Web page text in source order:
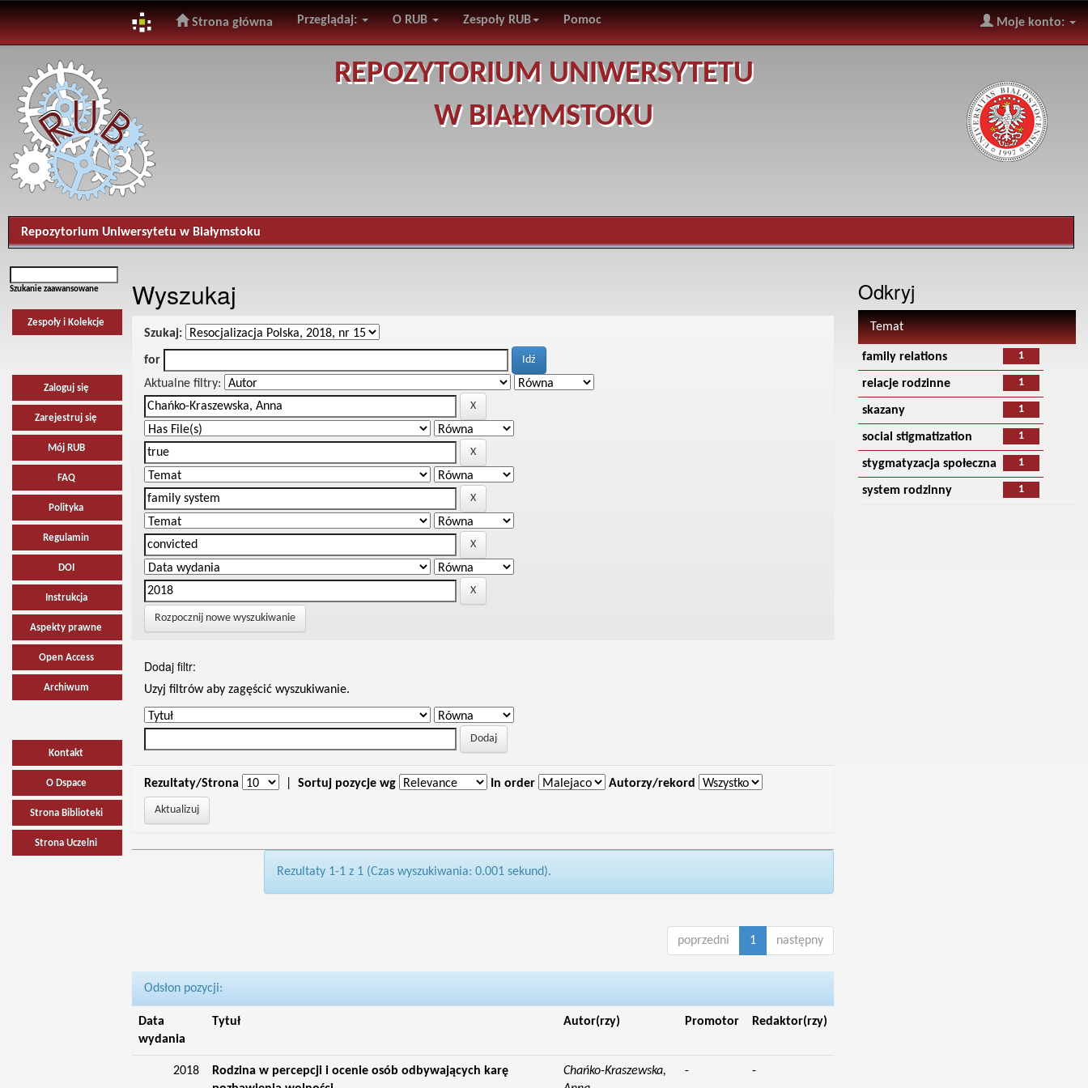
navigation
Strona główna Przeglądaj: O RUB Zespoły RUB Pomoc Moje konto:
REPOZYTORIUM UNIWERSYTETU
W BIAŁYMSTOKU
Repozytorium Uniwersytetu w Białymstoku
Szukanie zaawansowane
Zespoły i Kolekcje
Zaloguj się
Zarejestruj się
Mój RUB
FAQ
Polityka
Regulamin
DOI
Instrukcja
Aspekty prawne
Open Access
Archiwum
Kontakt
O Dspace
Strona Biblioteki
Strona Uczelni
Wyszukaj
Szukaj:
for
Aktualne filtry:
Rozpocznij nowe wyszukiwanie
Dodaj filtr:
Uzyj filtrów aby zagęścić wyszukiwanie.
Rezultaty/Strona Sortuj pozycje wg In order Autorzy/rekord
Rezultaty 1-1 z 1 (Czas wyszukiwania: 0.001 sekund).
poprzedni 1 następny
Odsłon pozycji:
Data
wydania
Tytuł Autor(rzy) Promotor Redaktor(rzy)
2018
Rodzina w percepcji i ocenie osób odbywających karę
Chańko-Kraszewska,
- -
Odkryj
Temat
1
family relations
1
relacje rodzinne
1
skazany
1
social stigmatization
1
stygmatyzacja społeczna
1
system rodzinny